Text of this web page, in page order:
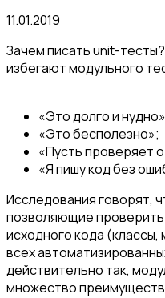
11.01.2019
Зачем писать unit-
избегают модульного
«Это долго и
«Это бесполезно»;
«Пусть проверяет
«Я пишу код без
Исследования говорят,
позволяющие
исходного кода
всех
действительно так,
множество